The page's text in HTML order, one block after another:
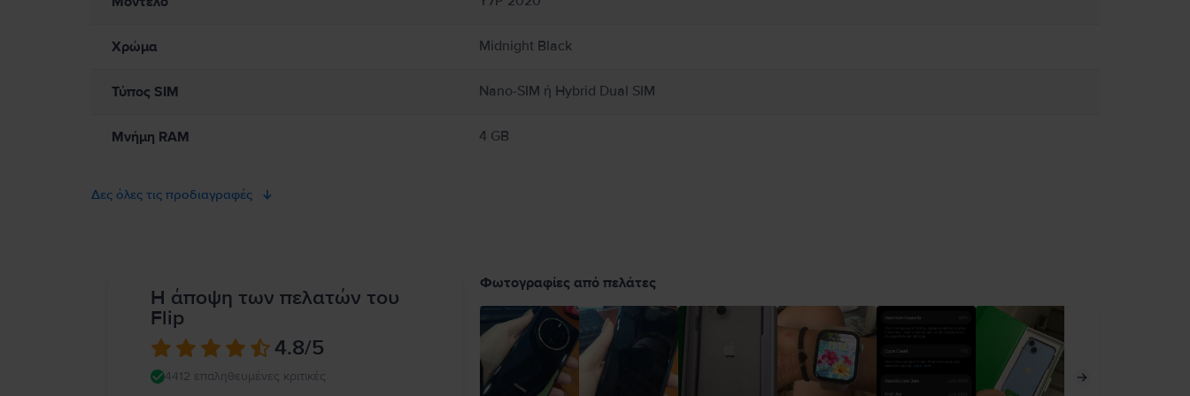
Χρώμα Midnight Black
Τύπος SIM Nano-SIM ή Hybrid Dual SIM
Μνήμη RAM 4 GB
Δες όλες τις προδιαγραφές
Η άποψη των πελατών του
Flip
4.8/5
4412 επαληθευμένες κριτικές
Φωτογραφίες από πελάτες